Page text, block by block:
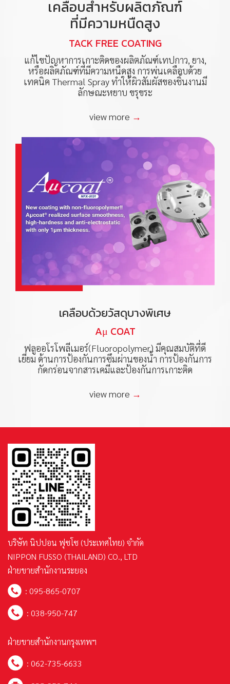
เคลือบสำหรับผลิตภัณฑ์
ที่มีความหนืดสูง
TACK FREE COATING
แก้ไขปัญหาการเกาะติดของผลิตภัณฑ์เทปกาว, ยาง,
หรือผลิตภัณฑ์ที่มีความหนืดสูง การพ่นเคลือบด้วย
เทคนิค Thermal Spray ทำให้ผิวสัมผัสของชิ้นงานมี
ลักษณะหยาบ ขรุขระ
view more →
เคลือบด้วยวัสดุบางพิเศษ
Aμ COAT
ฟลูออโรโพลีเมอร์(Fluoropolymer) มีคุณสมบัติที่ดี
เยี่ยม ด้านการป้องกันการซึมผ่านของน้ำ การป้องกันการ
กัดกร่อนจากสารเคมีและป้องกันการเกาะติด
view more →
บริษัท นิปปอน ฟุซโซ (ประเทศไทย) จำกัด
NIPPON FUSSO (THAILAND) CO., LTD
ฝ่ายขายสำนักงานระยอง
:095-865-0707
: 038-950-747
ฝ่ายขายสำนักงานกรุงเทพฯ
: 062-735-6633